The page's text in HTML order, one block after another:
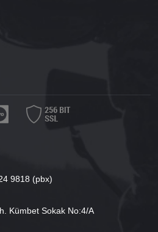
9818 (pbx)
Kümbet Sokak No:4/A